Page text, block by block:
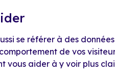
se référer à des
de vos
vous aider à y voir plus